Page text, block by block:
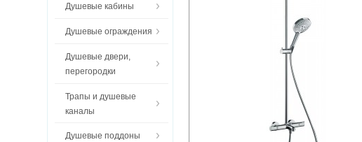
Душевые кабины
Душевые ограждения
Душевые двери,
перегородки
Трапы и душевые
каналы
Душевые поддоны